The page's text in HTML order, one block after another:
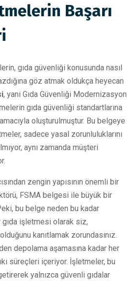
Başarı
gıda güvenliği konusunda nasıl
göz atmak oldukça heyecan
, yani Gıda Güvenliği Modernizasyon
gıda güvenliği standartlarına
oluşturulmuştur. Bu belgeye
sadece yasal zorunluluklarını
aynı zamanda müşteri
zengin yapısının önemli bir
FSMA belgesi ile büyük bir
bu belge neden bu kadar
gıda işletmesi olarak siz,
kanıtlamak zorundasınız.
depolama aşamasına kadar her
süreçleri içeriyor. İşletmeler, bu
yalnızca güvenli gıdalar